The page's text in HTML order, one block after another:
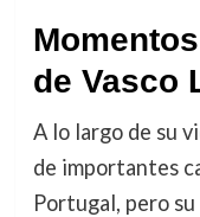
de Vasco
A lo largo de su
de importantes
Portugal, pero